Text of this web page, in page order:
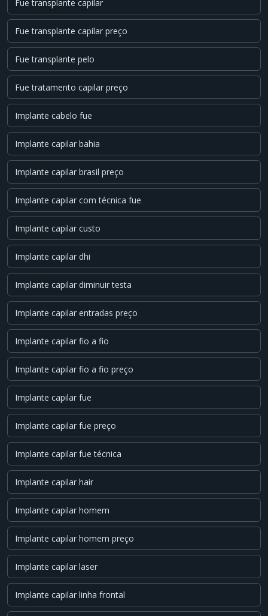
Fue transplante capilar
Fue transplante capilar preço
Fue transplante pelo
Fue tratamento capilar preço
Implante cabelo fue
Implante capilar bahia
Implante capilar brasil preço
Implante capilar com técnica fue
Implante capilar custo
Implante capilar dhi
Implante capilar diminuir testa
Implante capilar entradas preço
Implante capilar fio a fio
Implante capilar fio a fio preço
Implante capilar fue
Implante capilar fue preço
Implante capilar fue técnica
Implante capilar hair
Implante capilar homem
Implante capilar homem preço
Implante capilar laser
Implante capilar linha frontal